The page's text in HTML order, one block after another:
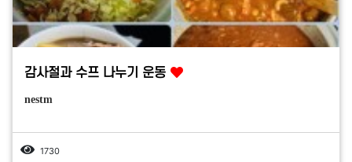
감사절과 수프 나누기 운동
nestm
1730